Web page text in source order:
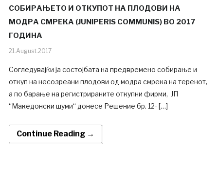
СОБИРАЊЕТО И ОТКУПОТ НА ПЛОДОВИ НА
МОДРА СМРЕКА (JUNIPERIS COMMUNIS) ВО 2017
ГОДИНА
21.August.2017
Согледувајќи ја состојбата на предвремено собирање и
откуп на несозреани плодови од модра смрека на теренот,
а по барање на регистрираните откупни фирми, ЈП
“Македонски шуми“ донесе Решение бр. 12- […]
Continue Reading →